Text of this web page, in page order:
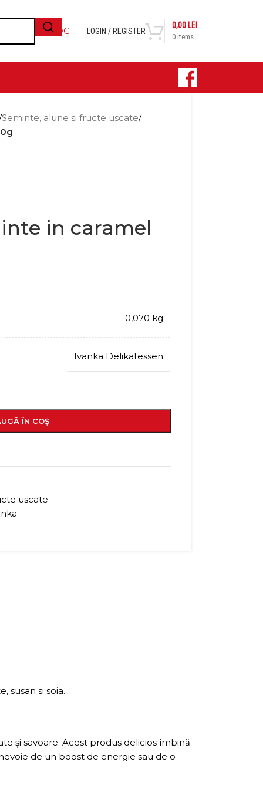
BLOG LOGIN / REGISTER
0 items
0,00 LEI
Seminte, alune si fructe uscate/
in caramel
0,070 kg
Ivanka Delikatessen
ÎN COȘ
uscate
susan si soia.
și savoare. Acest produs delicios îmbină
de un boost de energie sau de o